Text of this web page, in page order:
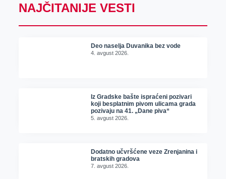
NAJČITANIJE VESTI
Deo naselja Duvanika bez vode
4. avgust 2026.
Iz Gradske bašte ispraćeni pozivari
koji besplatnim pivom ulicama grada
pozivaju na 41. „Dane piva“
5. avgust 2026.
Dodatno učvršćene veze Zrenjanina i
bratskih gradova
7. avgust 2026.